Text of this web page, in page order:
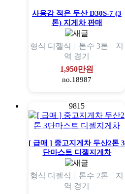
사용감 적은 두산 D30S-7 (3
톤) 지게차 판매
형식 디젤식 | 톤수 3톤 | 지
역 경기
1,950만원
no.18987
9815
[ 급매 ] 중고지게차 두산2톤 3
단마스트 디젤지게차
형식 디젤식 | 톤수 2톤 | 지
역 경기